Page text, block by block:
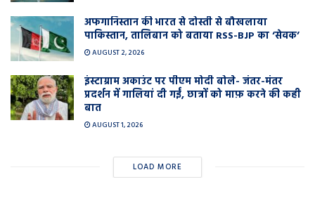
अफगानिस्तान की भारत से दोस्ती से बौखलाया
पाकिस्तान, तालिबान को बताया RSS-BJP का ‘सेवक’
AUGUST 2, 2026
इंस्टाग्राम अकाउंट पर पीएम मोदी बोले- जंतर-मंतर
प्रदर्शन में गालियां दी गईं, छात्रों को माफ़ करने की कही
बात
AUGUST 1, 2026
LOAD MORE